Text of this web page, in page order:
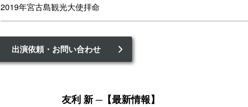
2019年宮古島観光大使拝命
出演依頼・お問い合わせ
友利 新 【最新情報】